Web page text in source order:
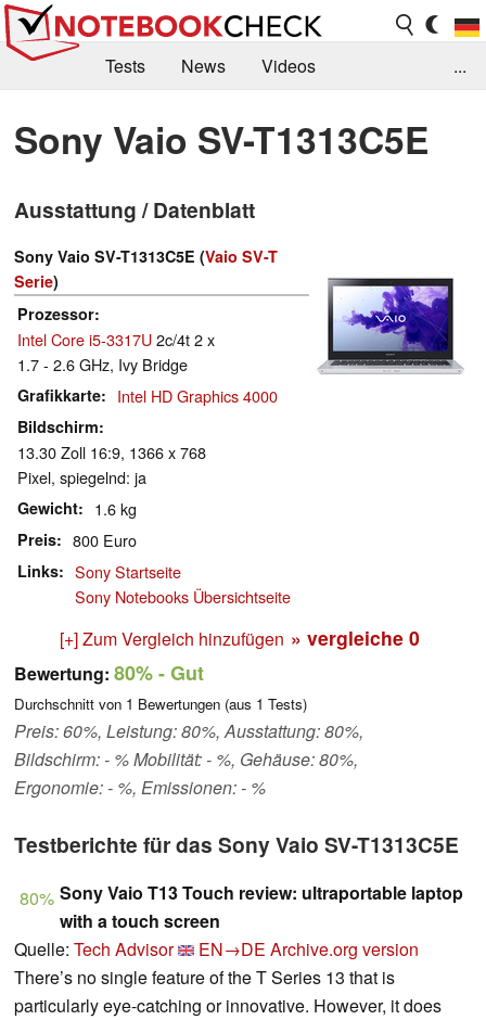
Tests News
Videos
Kaufberatung
Deals Suche
Jobs
Forum
...
Sony Vaio SV-T1313C5E
Ausstattung / Datenblatt
Sony Vaio SV-T1313C5E (Vaio SV-T
Serie)
Prozessor
Intel Core i5-3317U2c/4t 2 x
1.7 - 2.6 GHz, Ivy Bridge
Grafikkarte Intel HD Graphics 4000
Bildschirm
13.30 Zoll 16:9, 1366 x 768
Pixel, spiegelnd: ja
Gewicht 1.6 kg
Preis 800 Euro
Links
Sony Startseite
Sony Notebooks Übersichtseite
[+] Zum Vergleich hinzufügen » vergleiche 0
Bewertung: 80%- Gut
Durchschnitt von 1 Bewertungen (aus 1 Tests)
Preis: 60%, Leistung: 80%, Ausstattung: 80%,
Bildschirm: - % Mobilität: - %, Gehäuse: 80%,
Ergonomie: - %, Emissionen: - %
Testberichte für das Sony Vaio SV-T1313C5E
80% Sony Vaio T13 Touch review: ultraportable laptop
with a touch screen
Quelle: Tech Advisor EN→DE Archive.org version
There’s no single feature of the T Series 13 that is
particularly eye-catching or innovative. However, it does